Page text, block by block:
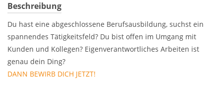
Beschreibung
Du hast eine abgeschlossene Berufsausbildung, suchst ein
spannendes Tätigkeitsfeld? Du bist offen im Umgang mit
Kunden und Kollegen? Eigenverantwortliches Arbeiten ist
genau dein Ding?
DANN BEWIRB DICH JETZT!